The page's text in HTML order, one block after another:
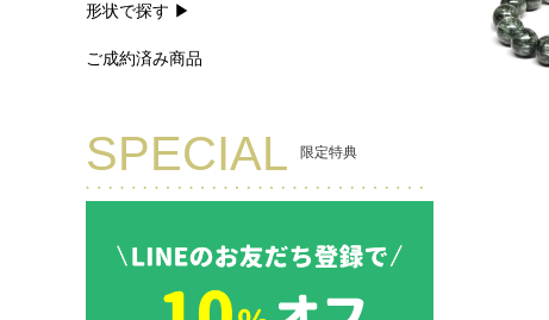
形状で探す ▶
ご成約済み商品
SPECIAL 限定特典